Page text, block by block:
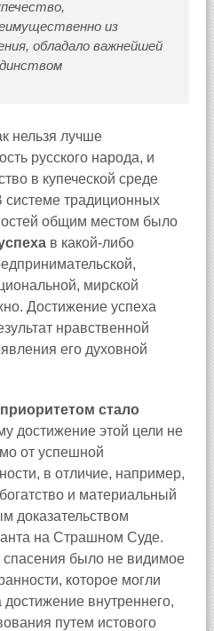
из
обладало важнейшей
нельзя лучше
русского народа, и
в купеческой среде
системе традиционных
общим местом было
в какой-либо
мирской
Достижение успеха
нравственной
его духовной
приоритетом стало
достижение этой цели не
от успешной
в отличие, например,
и материальный
доказательством
на Страшном Суде.
спасения было не видимое
которое могли
внутреннего,
путем истового